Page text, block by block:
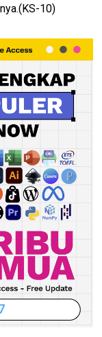
10)